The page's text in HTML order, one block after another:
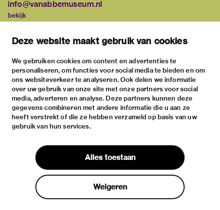
Deze website maakt gebruik van cookies
We gebruiken cookies om content en advertenties te
personaliseren, om functies voor social media te bieden en om
ons websiteverkeer te analyseren. Ook delen we informatie
over uw gebruik van onze site met onze partners voor social
media, adverteren en analyse. Deze partners kunnen deze
gegevens combineren met andere informatie die u aan ze
heeft verstrekt of die ze hebben verzameld op basis van uw
gebruik van hun services.
Alles toestaan
Weigeren
info@vanabbemuseum.nl
bekijk
activiteiten
praktische informatie
over
het museum
de collectie
fondsen & partners
huisregels
privacy & cookies
disclaimer & colofon
digitoegankelijkheid